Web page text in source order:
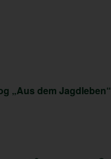
„Aus dem Jagdleben“